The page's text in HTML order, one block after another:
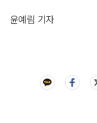
윤예림 기자